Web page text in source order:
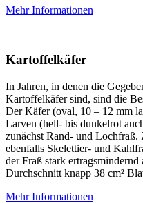
Mehr Informationen
Kartoffelkäfer
In Jahren, in denen die
Kartoffelkäfer sind, sind die
Der Käfer (oval, 10 – 12 mm
Larven (hell- bis dunkelrot
zunächst Rand- und Lochfraß.
ebenfalls Skelettier- und
der Fraß stark
Durchschnitt knapp 38 cm²
Mehr Informationen